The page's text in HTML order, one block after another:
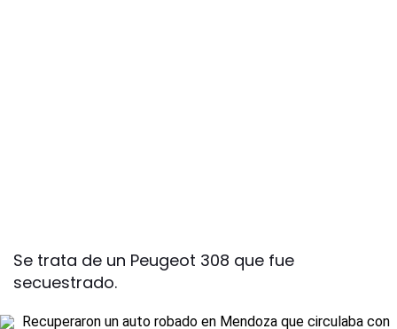
Se trata de un Peugeot 308 que fue
secuestrado.